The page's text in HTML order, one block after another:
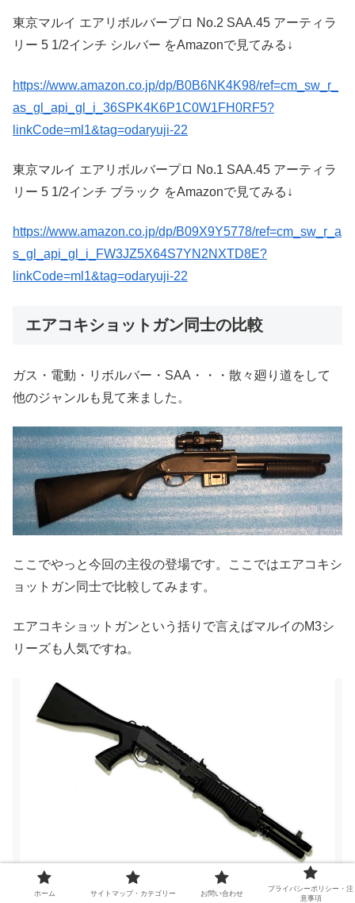
東京マルイ エアリボルバープロ No.2 SAA.45 アーティラ
リー 5 1/2インチ シルバー をAmazonで見てみる↓
https://www.amazon.co.jp/dp/B0B6NK4K98/ref=cm_sw_r_
as_gl_api_gl_i_36SPK4K6P1C0W1FH0RF5?
linkCode=ml1&tag=odaryuji-22
東京マルイ エアリボルバープロ No.1 SAA.45 アーティラ
リー 5 1/2インチ ブラック をAmazonで見てみる↓
https://www.amazon.co.jp/dp/B09X9Y5778/ref=cm_sw_r_a
s_gl_api_gl_i_FW3JZ5X64S7YN2NXTD8E?
linkCode=ml1&tag=odaryuji-22
エアコキショットガン同士の比較
ガス・電動・リボルバー・SAA・・・散々廻り道をして
他のジャンルも見て来ました。
ここでやっと今回の主役の登場です。ここではエアコキシ
ョットガン同士で比較してみます。
エアコキショットガンという括りで言えばマルイのM3シ
リーズも人気ですね。
M3は３発同時発射。CA870は単発発射です。
ホーム サイトマップ・カテゴリー お問い合わせ
プライバシーポリシー・注
意事項